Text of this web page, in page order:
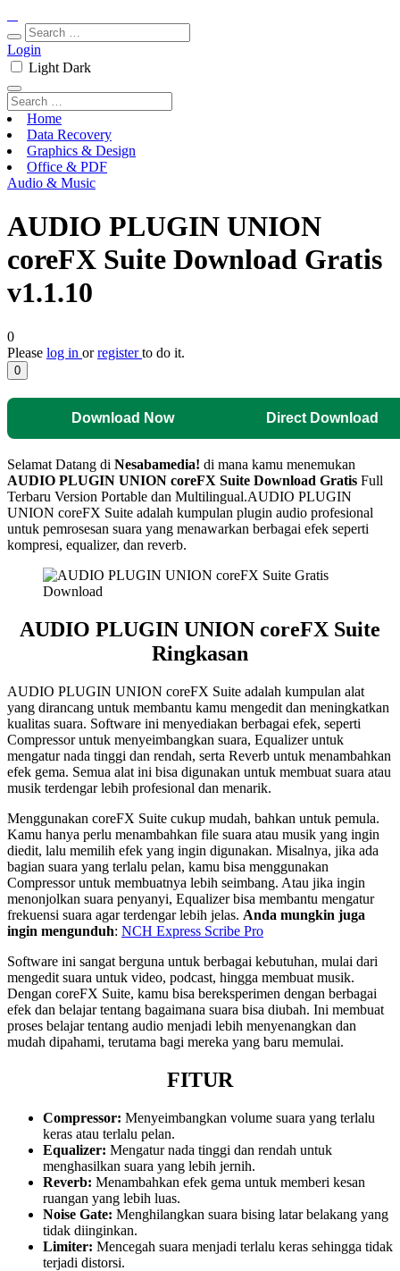
Login
Light Dark
Home
Data Recovery
Graphics & Design
Office & PDF
Audio & Music
AUDIO PLUGIN UNION
coreFX Suite Download Gratis
v1.1.10
0
Please log in orregisterto do it.
0
Download Now Direct Download
Selamat Datang di Nesabamedia! di mana kamu menemukan
AUDIO PLUGIN UNION coreFX Suite Download Gratis Full
Terbaru Version Portable dan Multilingual.AUDIO PLUGIN
UNION coreFX Suite adalah kumpulan plugin audio profesional
untuk pemrosesan suara yang menawarkan berbagai efek seperti
kompresi, equalizer, dan reverb.
AUDIO PLUGIN UNION coreFX Suite
Ringkasan
AUDIO PLUGIN UNION coreFX Suite adalah kumpulan alat
yang dirancang untuk membantu kamu mengedit dan meningkatkan
kualitas suara. Software ini menyediakan berbagai efek, seperti
Compressor untuk menyeimbangkan suara, Equalizer untuk
mengatur nada tinggi dan rendah, serta Reverb untuk menambahkan
efek gema. Semua alat ini bisa digunakan untuk membuat suara atau
musik terdengar lebih profesional dan menarik.
Menggunakan coreFX Suite cukup mudah, bahkan untuk pemula.
Kamu hanya perlu menambahkan file suara atau musik yang ingin
diedit, lalu memilih efek yang ingin digunakan. Misalnya, jika ada
bagian suara yang terlalu pelan, kamu bisa menggunakan
Compressor untuk membuatnya lebih seimbang. Atau jika ingin
menonjolkan suara penyanyi, Equalizer bisa membantu mengatur
frekuensi suara agar terdengar lebih jelas. Anda mungkin juga
ingin mengunduh: NCH Express Scribe Pro
Software ini sangat berguna untuk berbagai kebutuhan, mulai dari
mengedit suara untuk video, podcast, hingga membuat musik.
Dengan coreFX Suite, kamu bisa bereksperimen dengan berbagai
efek dan belajar tentang bagaimana suara bisa diubah. Ini membuat
proses belajar tentang audio menjadi lebih menyenangkan dan
mudah dipahami, terutama bagi mereka yang baru memulai.
FITUR
Compressor: Menyeimbangkan volume suara yang terlalu
keras atau terlalu pelan.
Equalizer: Mengatur nada tinggi dan rendah untuk
menghasilkan suara yang lebih jernih.
Reverb: Menambahkan efek gema untuk memberi kesan
ruangan yang lebih luas.
Noise Gate: Menghilangkan suara bising latar belakang yang
tidak diinginkan.
Limiter: Mencegah suara menjadi terlalu keras sehingga tidak
terjadi distorsi.